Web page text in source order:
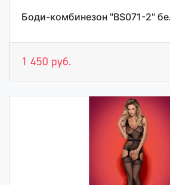
Боди-комбинезон "BS071-2"
1 450 руб.